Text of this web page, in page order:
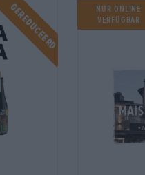
Gereduceerd
Nur online
verfügbar